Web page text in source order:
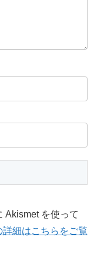
Akismet を使って
細はこちらをご覧